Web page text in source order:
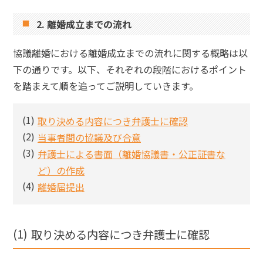
2. 離婚成立までの流れ
協議離婚における離婚成立までの流れに関する概略は以
下の通りです。以下、それぞれの段階におけるポイント
を踏まえて順を追ってご説明していきます。
取り決める内容につき弁護士に確認
当事者間の協議及び合意
弁護士による書面（離婚協議書・公正証書な
ど）の作成
離婚届提出
取り決める内容につき弁護士に確認